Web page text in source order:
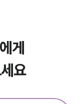
게
요